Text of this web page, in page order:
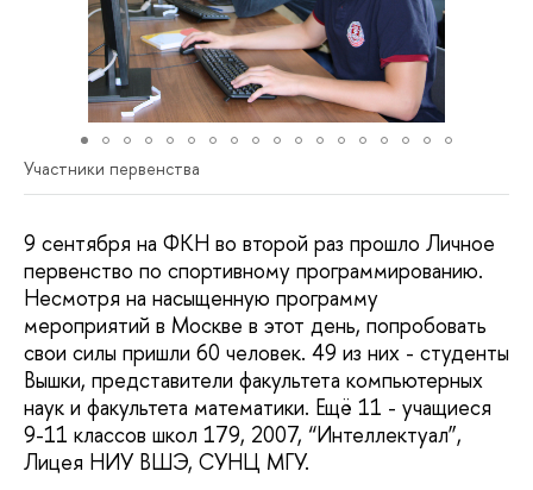
Участники первенства
9 сентября на ФКН во второй раз прошло Личное
первенство по спортивному программированию.
Несмотря на насыщенную программу
мероприятий в Москве в этот день, попробовать
свои силы пришли 60 человек. 49 из них - студенты
Вышки, представители факультета компьютерных
наук и факультета математики. Ещё 11 - учащиеся
9-11 классов школ 179, 2007, “Интеллектуал”,
Лицея НИУ ВШЭ, СУНЦ МГУ.